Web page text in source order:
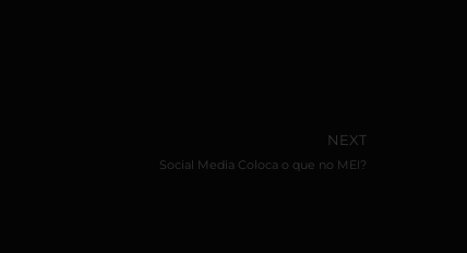
NEXT
Social Media Coloca o que no MEI?